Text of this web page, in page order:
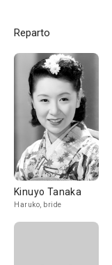
Reparto
Kinuyo Tanaka
Haruko, bride